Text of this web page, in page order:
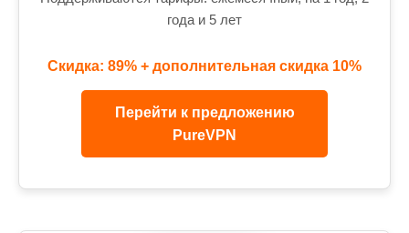
года и 5 лет
Скидка: 89% + дополнительная скидка 10%
Перейти к предложению
PureVPN